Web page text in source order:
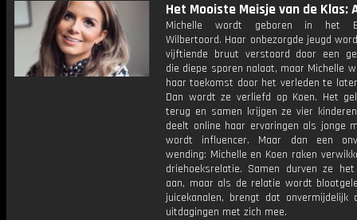
Het Mooiste Meisje van de Klas:
Michelle wordt geboren in het
Wilbertoord. Haar onbezorgde jeugd
vijftiende bruut verstoord door een
die diepe sporen nalaat, maar Michelle
haar toekomst door het verleden te
Dan wordt ze verliefd op Koen. Het
terug en samen krijgen ze vier
deelt online haar ervaringen als jonge
wordt influencer. Maar dan een
wending: Michelle en Koen raken
driehoeksrelatie. Samen durven ze
aan, maar als de relatie wordt
juicekanalen, brengt dat onvermijdelijk
uitdagingen met zich mee.